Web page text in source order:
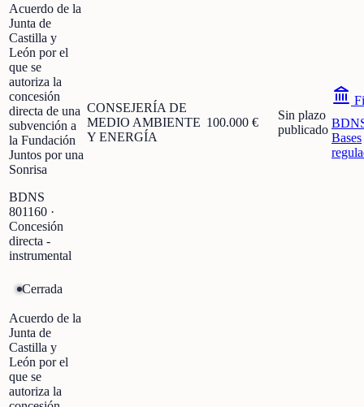
Acuerdo de la
Junta de
Castilla y
León por el
que se
autoriza la
concesión
directa de una
subvención a
la Fundación
Juntos por una
Sonrisa
BDNS
801160 ·
Concesión
directa -
instrumental
CONSEJERÍA DE
MEDIO AMBIENTE
Y ENERGÍA
100.000 €
Sin plazo
publicado
Bases
Cerrada
Acuerdo de la
Junta de
Castilla y
León por el
que se
autoriza la